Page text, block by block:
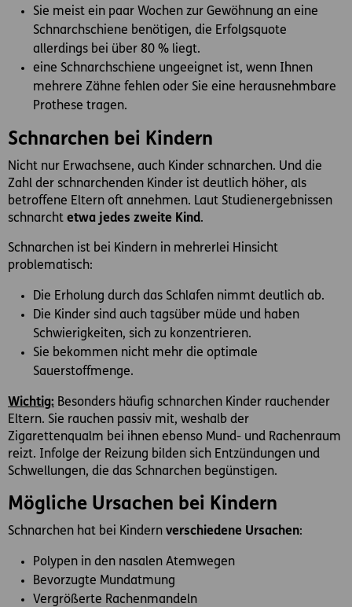
Sie meist ein paar Wochen zur Gewöhnung an eine
Schnarchschiene benötigen, die Erfolgsquote
allerdings bei über 80 % liegt.
eine Schnarchschiene ungeeignet ist, wenn Ihnen
mehrere Zähne fehlen oder Sie eine herausnehmbare
Prothese tragen.
Schnarchen bei Kindern
Nicht nur Erwachsene, auch Kinder schnarchen. Und die
Zahl der schnarchenden Kinder ist deutlich höher, als
betroffene Eltern oft annehmen. Laut Studienergebnissen
schnarcht etwa jedes zweite Kind.
Schnarchen ist bei Kindern in mehrerlei Hinsicht
problematisch:
Die Erholung durch das Schlafen nimmt deutlich ab.
Die Kinder sind auch tagsüber müde und haben
Schwierigkeiten, sich zu konzentrieren.
Sie bekommen nicht mehr die optimale
Sauerstoffmenge.
Wichtig: Besonders häufig schnarchen Kinder rauchender
Eltern. Sie rauchen passiv mit, weshalb der
Zigarettenqualm bei ihnen ebenso Mund- und Rachenraum
reizt. Infolge der Reizung bilden sich Entzündungen und
Schwellungen, die das Schnarchen begünstigen.
Mögliche Ursachen bei Kindern
Schnarchen hat bei Kindern verschiedene Ursachen:
Polypen in den nasalen Atemwegen
Bevorzugte Mundatmung
Vergrößerte Rachenmandeln